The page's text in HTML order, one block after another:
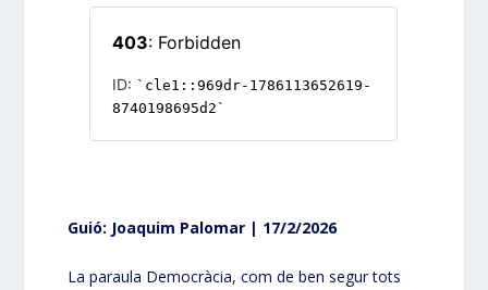
Guió: Joaquim Palomar | 17/2/2026
La paraula Democràcia, com de ben segur tots